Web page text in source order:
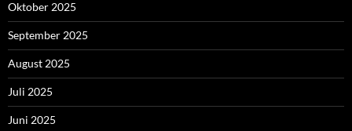
Oktober 2025
September 2025
August 2025
Juli 2025
Juni 2025